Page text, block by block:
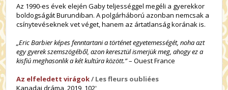
Az 1990-es évek elején Gaby teljességgel megéli a gyerekkor
boldogságát Burundiban. A polgárháború azonban nemcsak a
csínytevéseknek vet véget, hanem az ártatlanság korának is.
„Eric Barbier képes fenntartani a történet egyetemességét, noha azt
egy gyerek szemszögéből, azon keresztül ismerjük meg, ahogy ez a
kisfiú meghasonlik a két kultúra között.”– Ouest France
Az elfeledett virágok/ Les fleurs oubliées
Kanadai dráma, 2019, 102'